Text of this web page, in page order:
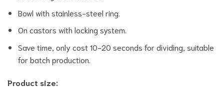
Bowl with stainless-steel ring.
On castors with locking system.
Save time, only cost 10-20 seconds for dividing, suitable
for batch production.
Product size: